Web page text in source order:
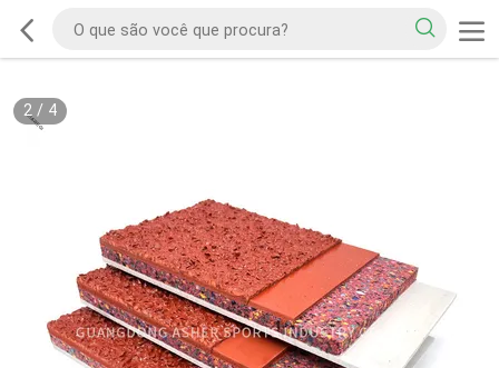
2/ 4